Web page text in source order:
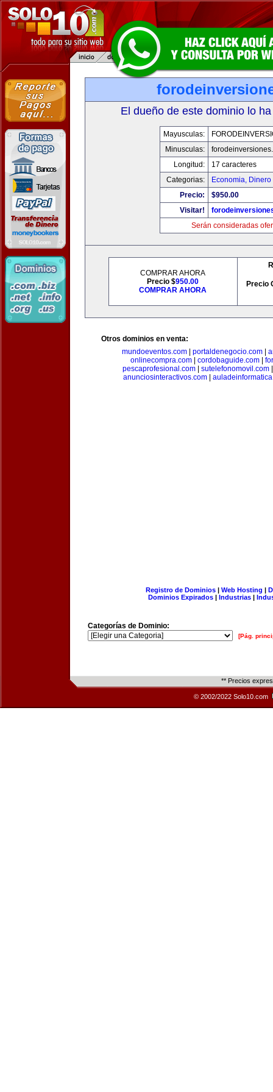
El dueño de este dominio lo
Mayusculas:
Minusculas:
Longitud:
17 caracteres
Categorias:
Economia,
Precio:
$950.00
Visitar!
Serán consideradas
COMPRAR AHORA
Precio $950.00
COMPRAR AHORA
Precio
Otros dominios en venta:
mundoeventos.com| portaldenegocio.com|
onlinecompra.com| cordobaguide.com|
pescaprofesional.com| sutelefonomovil.com
anunciosinteractivos.com|
Registro de Dominios| Web Hosting |
Dominios Expirados | Industrias |
Categorías de Dominio:
[Pág.
** Precios
© 2002/2022 Solo10.com